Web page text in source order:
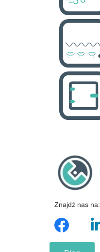
Znajdź nas na: